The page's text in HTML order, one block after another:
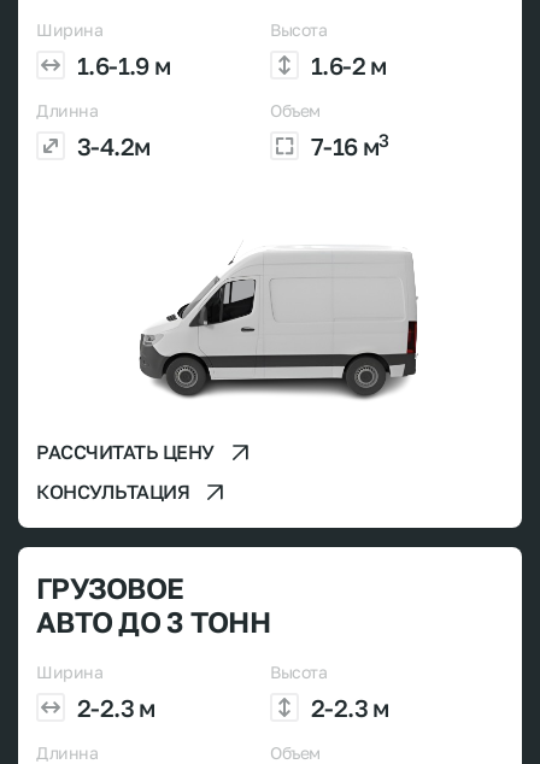
Ширина
1.6-1.9 м
Высота
1.6-2 м
Длинна
3-4.2м
Объем
7-16 м3
РАССЧИТАТЬ ЦЕНУ
КОНСУЛЬТАЦИЯ
ГРУЗОВОЕ
АВТО ДО 3 ТОНН
Ширина
2-2.3 м
Высота
2-2.3 м
Длинна Объем